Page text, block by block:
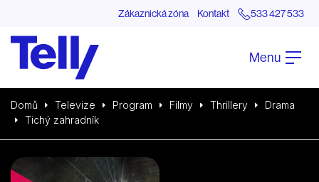
Zákaznická zóna Kontakt 533 427 533
Menu
Domů Televize Program Filmy Thrillery
Drama
Tichý zahradník